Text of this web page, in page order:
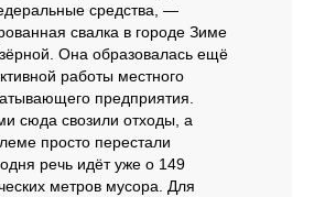
средства, —
свалка в городе Зиме
Она образовалась ещё
работы местного
предприятия.
сюда свозили отходы, а
просто перестали
речь идёт уже о 149
метров мусора. Для